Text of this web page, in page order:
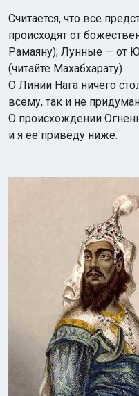
Считается, что все
происходят от
Рамаяну); Лунные — от
(читайте Махабхарату)
О Линии Нага ничего
всему, так и не
О происхождении
и я ее приведу ниже.